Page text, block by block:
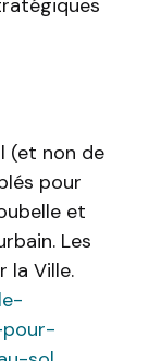
(et non de
pour
et
Les
la Ville.